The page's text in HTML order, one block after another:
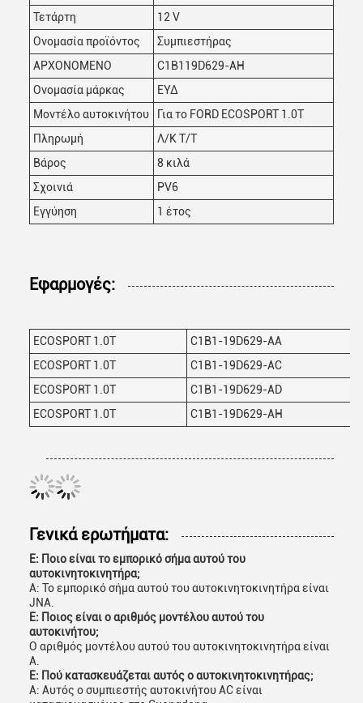
Τετάρτη
12 V
Ονομασία προϊόντος
Συμπιεστήρας
ΑΡΧΟΝΟΜΕΝΟ
C1B119D629-AH
Ονομασία μάρκας
ΕΥΔ
Μοντέλο αυτοκινήτου
Για το FORD ECOSPORT 1.0T
Πληρωμή
Λ/Κ Τ/Τ
Βάρος
8 κιλά
Σχοινιά
PV6
Εγγύηση
1 έτος
Εφαρμογές:
ECOSPORT 1.0T
C1B1-19D629-AA
ECOSPORT 1.0T
C1B1-19D629-AC
ECOSPORT 1.0T
C1B1-19D629-AD
ECOSPORT 1.0T
C1B1-19D629-AH
Γενικά ερωτήματα:
Ε: Ποιο είναι το εμπορικό σήμα αυτού του
αυτοκινητοκινητήρα;
Α: Το εμπορικό σήμα αυτού του αυτοκινητοκινητήρα είναι
JNA.
Ε: Ποιος είναι ο αριθμός μοντέλου αυτού του
αυτοκινήτου;
Ο αριθμός μοντέλου αυτού του αυτοκινητοκινητήρα είναι
Α.
Ε: Πού κατασκευάζεται αυτός ο αυτοκινητοκινητήρας;
Α: Αυτός ο συμπιεστής αυτοκινήτου AC είναι